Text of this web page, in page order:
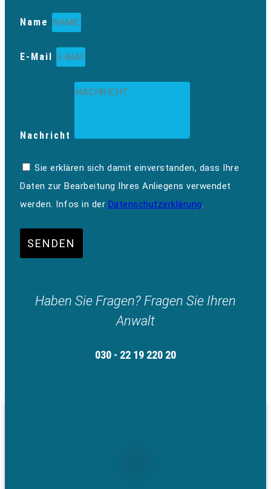
Name
E-Mail
Nachricht
Sie erklären sich damit einverstanden, dass Ihre
Daten zur Bearbeitung Ihres Anliegens verwendet
werden. Infos in der Datenschutzerklärung.
SENDEN
Haben Sie Fragen? Fragen Sie Ihren
Anwalt
030 - 22 19 220 20